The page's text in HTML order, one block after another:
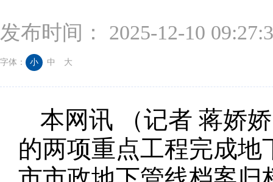
发布时间： 2025-12-10
字体： 小 中 大
本网讯 （记者 蒋娇
的两项重点工程完成